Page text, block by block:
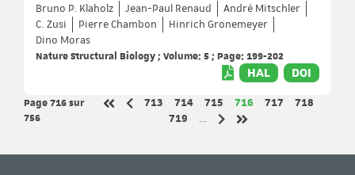
Bruno P. Klaholz Jean-Paul Renaud
André Mitschler
C. Zusi
Pierre Chambon
Hinrich Gronemeyer
Dino Moras
Nature Structural Biology ; Volume: 5 ; Page: 199-202
HAL DOI
Page 716sur
756
Première page
Page précédente
Page
713 Page
714 Page
715 Page
716 Page
717 Page
718
Page
719
…